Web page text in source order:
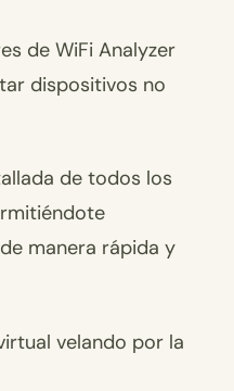
de WiFi Analyzer
dispositivos no
de todos los
manera rápida y
velando por la